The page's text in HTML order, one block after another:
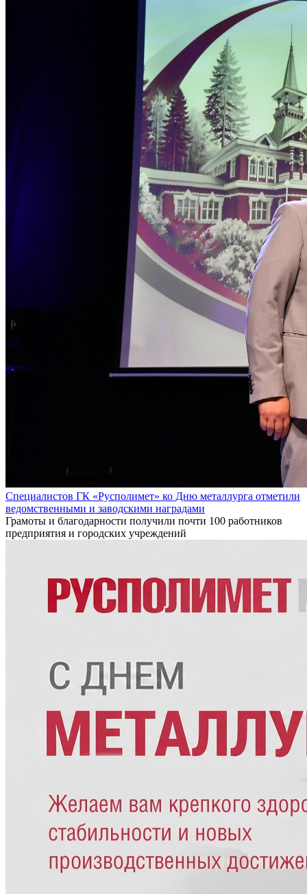
Специалистов ГК «Русполимет» ко Дню металлурга отметили
ведомственными и заводскими наградами
Грамоты и благодарности получили почти 100 работников
предприятия и городских учреждений